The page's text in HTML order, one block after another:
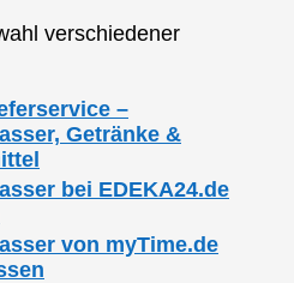
verschiedener
–
Getränke &
bei EDEKA24.de
von myTime.de